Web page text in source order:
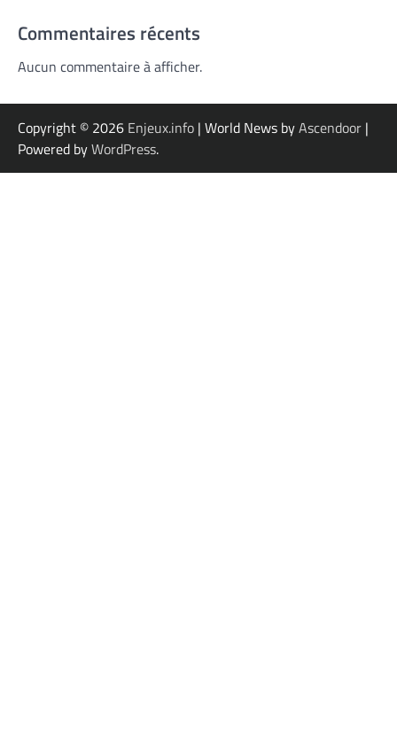
Commentaires récents
Aucun commentaire à afficher.
Copyright © 2026 Enjeux.info | World News byAscendoor |
Powered byWordPress.